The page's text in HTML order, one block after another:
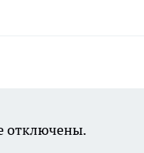
отключены.